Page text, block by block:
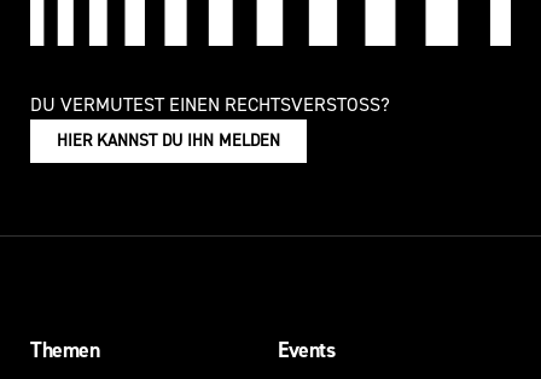
DU VERMUTEST EINEN RECHTSVERSTOSS?
HIER KANNST DU IHN MELDEN
Themen Events